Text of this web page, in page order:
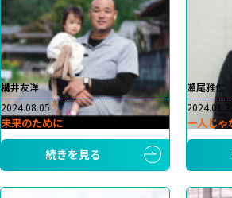
構井友洋
2024.08.05
未来のために
続きを見る
瀬尾雅仁
2024.01.22
一人じゃ